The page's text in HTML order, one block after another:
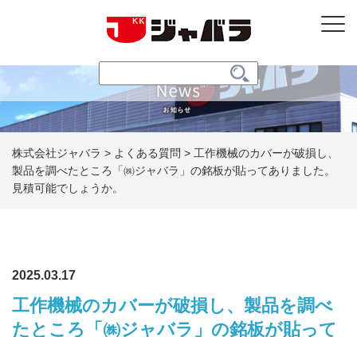
か。
株式会社ジャバラ > よくある質問 > 工作機械のカバーが破損し、
製品を調べたところ「㈱ジャバラ」の銘板が貼ってありました。
見積可能でしょうか。
2025.03.17
工作機械のカバーが破損し、製品を調べ
たところ「㈱ジャバラ」の銘板が貼って